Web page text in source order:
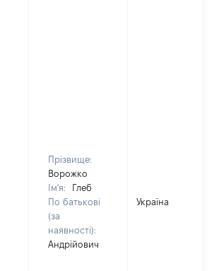
Прізвище:
Ворожко
Ім'я:
Глеб
По батькові
(за
наявності):
Андрійович
Україна